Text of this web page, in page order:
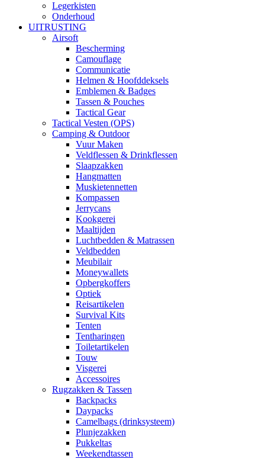
Legerkisten
Onderhoud
UITRUSTING
Airsoft
Bescherming
Camouflage
Communicatie
Helmen & Hoofddeksels
Emblemen & Badges
Tassen & Pouches
Tactical Gear
Tactical Vesten (OPS)
Camping & Outdoor
Vuur Maken
Veldflessen & Drinkflessen
Slaapzakken
Hangmatten
Muskietennetten
Kompassen
Jerrycans
Kookgerei
Maaltijden
Luchtbedden & Matrassen
Veldbedden
Meubilair
Moneywallets
Opbergkoffers
Optiek
Reisartikelen
Survival Kits
Tenten
Tentharingen
Toiletartikelen
Touw
Visgerei
Accessoires
Rugzakken & Tassen
Backpacks
Daypacks
Camelbags (drinksysteem)
Plunjezakken
Pukkeltas
Weekendtassen